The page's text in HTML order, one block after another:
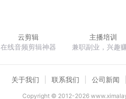
云剪辑
在线音频剪辑神器
主播培训
兼职副业，兴趣
关于我们 联系我们 公司新闻
Copyright © 2012-2026